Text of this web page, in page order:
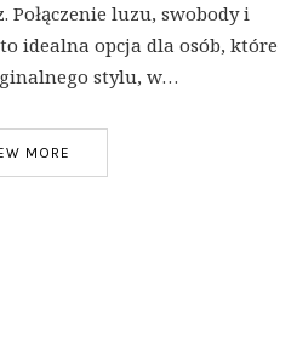
luzu, swobody i
idealna opcja dla osób, które
stylu, w…
MORE